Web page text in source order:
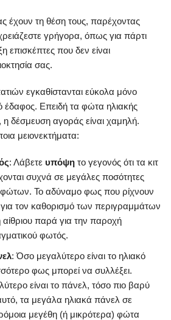
έχουν τη θέση τους, παρέχοντας
γρήγορα, όπως για πάρτι
επισκέπτες που δεν είναι
σας.
εγκαθίστανται εύκολα μόνο
Επειδή τα φώτα ηλιακής
η δέσμευση αγοράς είναι χαμηλή.
μειονεκτήματα:
: Λάβετε υπόψη το γεγονός ότι τα κιτ
συχνά σε μεγάλες ποσότητες
Το αδύναμο φως που ρίχνουν
για τον καθορισμό των περιγραμμάτων
αίθριου παρά για την παροχή
φωτός.
: Όσο μεγαλύτερο είναι το ηλιακό
φως μπορεί να συλλέξει.
είναι το πάνελ, τόσο πιο βαρύ
τα μεγάλα ηλιακά πάνελ σε
μεγέθη (ή μικρότερα) φώτα